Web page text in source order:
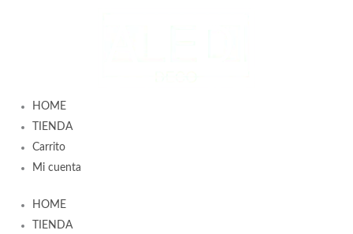
HOME
TIENDA
Carrito
Mi cuenta
HOME
TIENDA